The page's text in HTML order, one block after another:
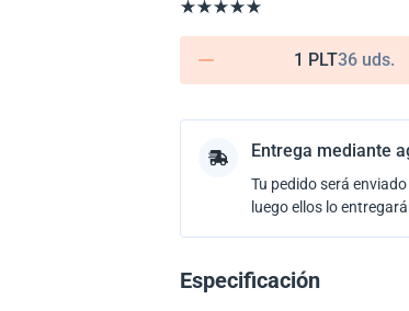
1 PLT36 uds.
Entrega mediante
Tu pedido será
luego ellos lo
Especificación